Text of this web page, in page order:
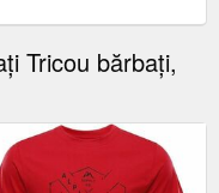
Tricou bărbați,